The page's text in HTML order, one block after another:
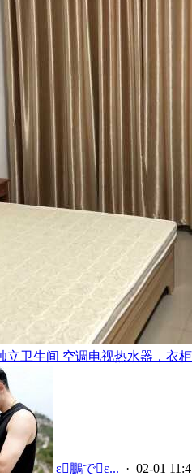
立卫生间 空调电视热水器，衣
 ε鵬でε... · 02-01